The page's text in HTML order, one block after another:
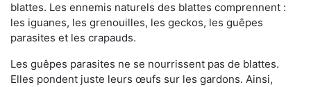
blattes. Les ennemis naturels des blattes comprennent :
les iguanes, les grenouilles, les geckos, les guêpes
parasites et les crapauds.
Les guêpes parasites ne se nourrissent pas de blattes.
Elles pondent juste leurs œufs sur les gardons. Ainsi,